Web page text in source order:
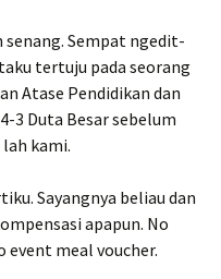
senang. Sempat ngedit-
tertuju pada seorang
Atase Pendidikan dan
3 Duta Besar sebelum
kami.
Sayangnya beliau dan
apapun. No
event meal voucher.